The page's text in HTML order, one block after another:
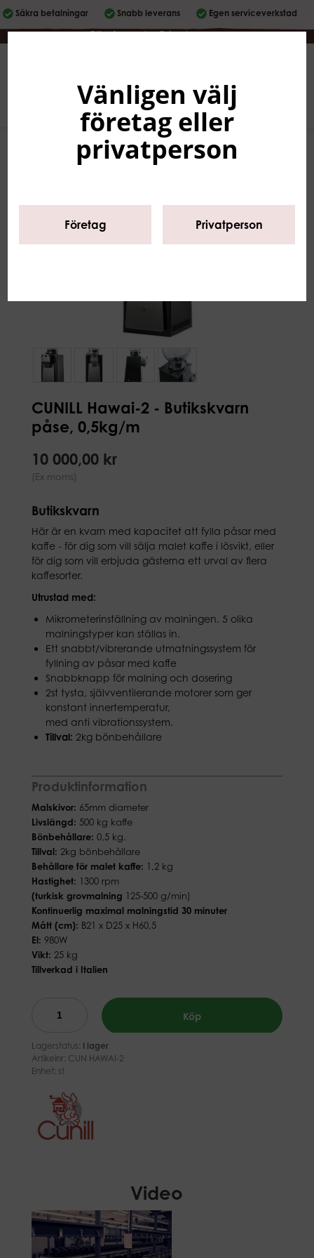
Säkra betalningar Snabb leverans Egen serviceverkstad
Företag | Privatperson
0
CUNILL Hawai-2 - Butikskvarn
påse, 0,5kg/m
10 000,00 kr
(Ex moms)
Butikskvarn
Här är en kvarn med kapacitet att fylla påsar med
kaffe - för dig som vill sälja malet kaffe i lösvikt, eller
för dig som vill erbjuda gästerna ett urval av flera
kaffesorter.
Utrustad med:
Mikrometerinställning av malningen. 5 olika
malningstyper kan ställas in.
Ett snabbt/vibrerande utmatningssystem för
fyllning av påsar med kaffe
Snabbknapp för malning och dosering
2st tysta, självventilerande motorer som ger
konstant innertemperatur,
med anti vibrationssystem.
Tillval: 2kg bönbehållare
Produktinformation
Malskivor: 65mm diameter
Livslängd: 500 kg kaffe
Bönbehållare: 0,5 kg.
Tillval: 2kg bönbehållare
Behållare för malet kaffe: 1,2 kg
Hastighet: 1300 rpm
(turkisk grovmalning 125-500 g/min)
Kontinuerlig maximal malningstid 30 minuter
Mått (cm): B21 x D25 x H60,5
El: 980W
Vikt: 25 kg
Tillverkad i Italien
Köp
Lagerstatus: I lager
Artikelnr: CUN HAWAI-2
Enhet: st
Video
Vänligen välj
företag eller
privatperson
Företag Privatperson